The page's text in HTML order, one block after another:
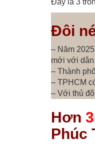
Đây là 3
Đôi
– Năm
mới với
– Thành
– TPHCM
– Với thủ
Hơn
Phúc